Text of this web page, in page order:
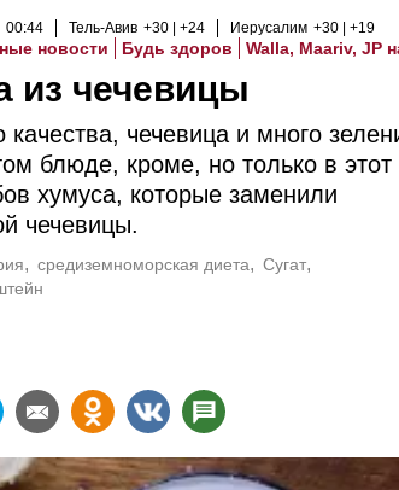
00:44 Тель-Авив +30 +24 Иерусалим +30 +19
новости Будь здоров Walla, Maariv, JP
из чечевицы
чечевица и много
блюде, кроме, но только в этот
хумуса, которые заменили
чечевицы.
средиземноморская диета
Сугат